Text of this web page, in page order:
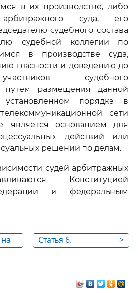
в их производстве, либо
арбитражного суда, его
судебного состава
судебной коллегии по
в производстве суда,
гласности и доведению до
судебного
путем размещения данной
порядке в
сети
является основанием для
действий или
решений по делам.
судей арбитражных
Конституцией
и федеральным
>
Статья 6.
арбитражным